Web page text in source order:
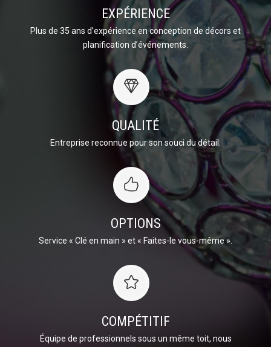
EXPÉRIENCE
Plus de 35 ans d’expérience en conception de décors et
planification d’événements.
QUALITÉ
Entreprise reconnue pour son souci du détail.
OPTIONS
Service « Clé en main » et « Faites-le vous-même ».
COMPÉTITIF
Équipe de professionnels sous un même toit, nous